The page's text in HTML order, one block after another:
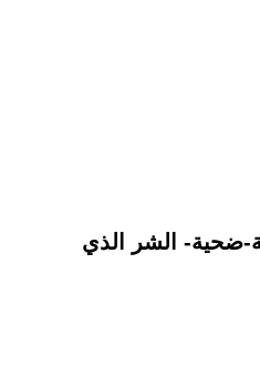
ضحية- الشر الذي